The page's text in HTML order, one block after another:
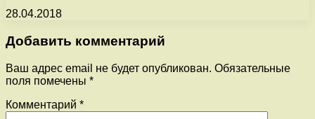
28.04.2018
Добавить комментарий
Ваш адрес email не будет опубликован. Обязательные
поля помечены *
Комментарий *